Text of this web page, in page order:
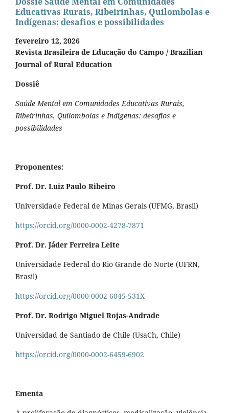
Educativas Rurais, Ribeirinhas, Quilombolas e
Indígenas: desafios e possibilidades
fevereiro 12, 2026
Revista Brasileira de Educação do Campo / Brazilian
Journal of Rural Education
Dossiê
Saúde Mental em Comunidades Educativas Rurais,
Ribeirinhas, Quilombolas e Indígenas: desafios e
possibilidades
Proponentes:
Prof. Dr. Luiz Paulo Ribeiro
Universidade Federal de Minas Gerais (UFMG, Brasil)
https://orcid.org/0000-0002-4278-7871
Prof. Dr. Jáder Ferreira Leite
Universidade Federal do Rio Grande do Norte (UFRN,
Brasil)
https://orcid.org/0000-0002-6045-531X
Prof. Dr. Rodrigo Miguel Rojas-Andrade
Universidad de Santiado de Chile (UsaCh, Chile)
https://orcid.org/0000-0002-6459-6902
Ementa